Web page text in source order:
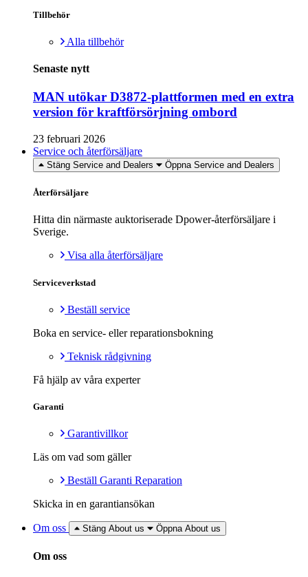
Tillbehör
Alla tillbehör
Senaste nytt
MAN utökar D3872-plattformen med en extra
version för kraftförsörjning ombord
23 februari 2026
Service och återförsäljare
Stäng Service and Dealers Öppna Service and Dealers
Återförsäljare
Hitta din närmaste auktoriserade Dpower-återförsäljare i
Sverige.
Visa alla återförsäljare
Serviceverkstad
Beställ service
Boka en service- eller reparationsbokning
Teknisk rådgivning
Få hjälp av våra experter
Garanti
Garantivillkor
Läs om vad som gäller
Beställ Garanti Reparation
Skicka in en garantiansökan
Om oss Stäng About us Öppna About us
Om oss